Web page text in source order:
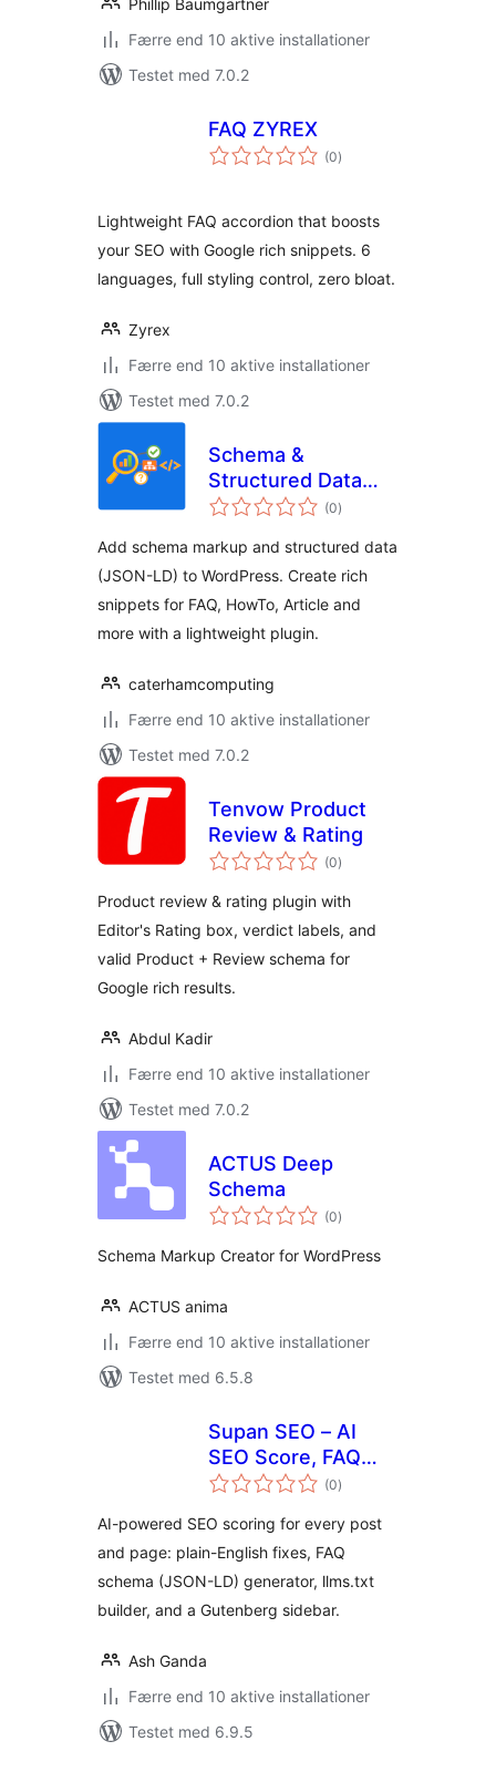
Phillip Baumgärtner
Færre end 10 aktive installationer
Testet med 7.0.2
FAQ ZYREX
(0totale
bedømmelser
)
Lightweight FAQ accordion that boosts
your SEO with Google rich snippets. 6
languages, full styling control, zero bloat.
Zyrex
Færre end 10 aktive installationer
Testet med 7.0.2
Schema &
Structured Data
Suite: Rich
Simple
(0totale
bedømmelser
)
Add schema markup and structured data
(JSON-LD) to WordPress. Create rich
snippets for FAQ, HowTo, Article and
more with a lightweight plugin.
caterhamcomputing
Færre end 10 aktive installationer
Testet med 7.0.2
Tenvow Product
Review & Rating
(0totale
bedømmelser
)
Product review & rating plugin with
Editor's Rating box, verdict labels, and
valid Product + Review schema for
Google rich results.
Abdul Kadir
Færre end 10 aktive installationer
Testet med 7.0.2
ACTUS Deep
Schema
(0totale
bedømmelser
)
Schema Markup Creator for WordPress
ACTUS anima
Færre end 10 aktive installationer
Testet med 6.5.8
Supan SEO – AI
SEO Score, FAQ
Schema & llms.txt
(0totale
bedømmelser
)
AI-powered SEO scoring for every post
and page: plain-English fixes, FAQ
schema (JSON-LD) generator, llms.txt
builder, and a Gutenberg sidebar.
Ash Ganda
Færre end 10 aktive installationer
Testet med 6.9.5